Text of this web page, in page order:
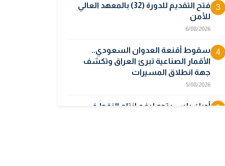
3
فتح التقديم للدورة (32) بالمعهد العالي
للأمن
6/08/2026
4
سقوط أقنعة العدوان السعودي..
الأقمار الصناعية تبرئ العراق وتكشف
جهة انطلاق المسيرات
5/08/2026
5
أوبك بلس يتجه لرفع إنتاج النفط في